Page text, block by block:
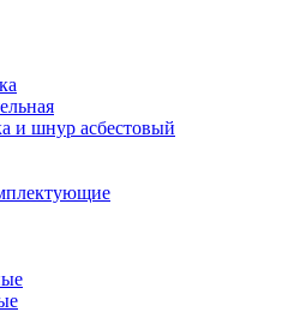
и шнур асбестовый